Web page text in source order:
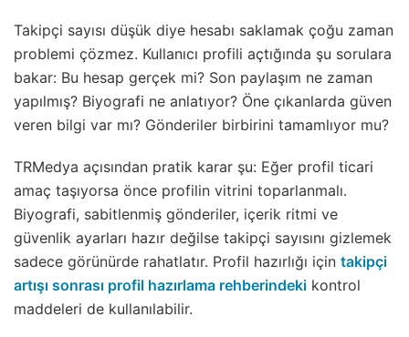
Takipçi sayısı düşük diye hesabı saklamak çoğu zaman
problemi çözmez. Kullanıcı profili açtığında şu sorulara
bakar: Bu hesap gerçek mi? Son paylaşım ne zaman
yapılmış? Biyografi ne anlatıyor? Öne çıkanlarda güven
veren bilgi var mı? Gönderiler birbirini tamamlıyor mu?
TRMedya açısından pratik karar şu: Eğer profil ticari
amaç taşıyorsa önce profilin vitrini toparlanmalı.
Biyografi, sabitlenmiş gönderiler, içerik ritmi ve
güvenlik ayarları hazır değilse takipçi sayısını gizlemek
sadece görünürde rahatlatır. Profil hazırlığı için takipçi
artışı sonrası profil hazırlama rehberindeki kontrol
maddeleri de kullanılabilir.